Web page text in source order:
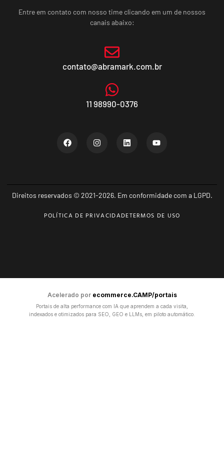
Entre em contato com nosso time clicando em um de nossos
canais abaixo:
contato@abramark.com.br
11 98990-0376
Direitos reservados © 2021-2026. Em conformidade com a LGPD.
POLÍTICA DE PRIVACIDADETERMOS DE USO
Acelerado por ecommerce.CAMP/portais
Portais de alta performance com IA que aprendem a cada visita,
indexados e otimizados para SEO, GEO e LLMs, em piloto automático.